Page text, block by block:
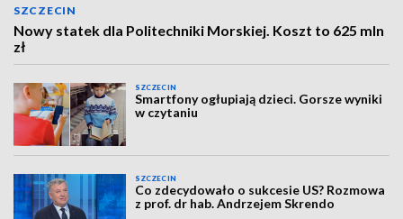
SZCZECIN
Nowy statek dla Politechniki Morskiej. Koszt to 625 mln
zł
SZCZECIN
Smartfony ogłupiają dzieci. Gorsze wyniki
w czytaniu
SZCZECIN
Co zdecydowało o sukcesie US? Rozmowa
z prof. dr hab. Andrzejem Skrendo